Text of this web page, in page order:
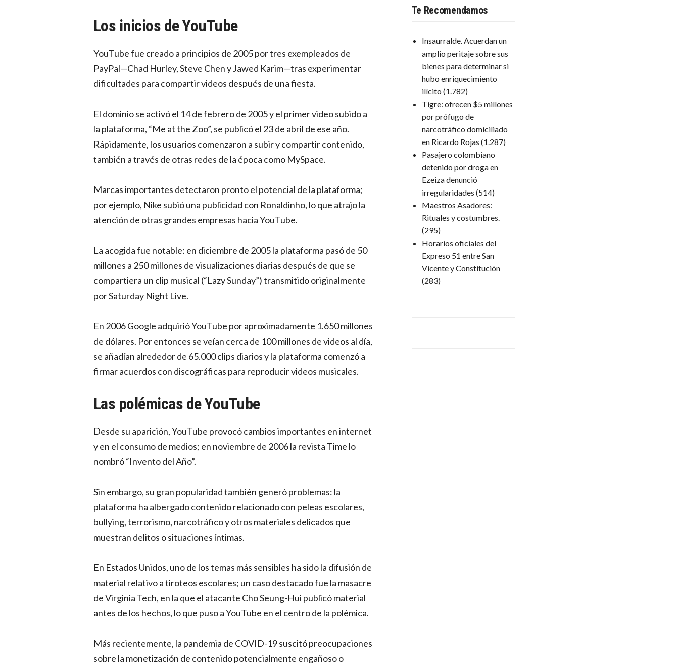
Los inicios de YouTube
YouTube fue creado a principios de 2005 por tres exempleados de
PayPal—Chad Hurley, Steve Chen y Jawed Karim—tras experimentar
dificultades para compartir videos después de una fiesta.
El dominio se activó el 14 de febrero de 2005 y el primer video subido a
la plataforma, “Me at the Zoo”, se publicó el 23 de abril de ese año.
Rápidamente, los usuarios comenzaron a subir y compartir contenido,
también a través de otras redes de la época como MySpace.
Marcas importantes detectaron pronto el potencial de la plataforma;
por ejemplo, Nike subió una publicidad con Ronaldinho, lo que atrajo la
atención de otras grandes empresas hacia YouTube.
La acogida fue notable: en diciembre de 2005 la plataforma pasó de 50
millones a 250 millones de visualizaciones diarias después de que se
compartiera un clip musical (“Lazy Sunday”) transmitido originalmente
por Saturday Night Live.
En 2006 Google adquirió YouTube por aproximadamente 1.650 millones
de dólares. Por entonces se veían cerca de 100 millones de videos al día,
se añadían alrededor de 65.000 clips diarios y la plataforma comenzó a
firmar acuerdos con discográficas para reproducir videos musicales.
Las polémicas de YouTube
Desde su aparición, YouTube provocó cambios importantes en internet
y en el consumo de medios; en noviembre de 2006 la revista Time lo
nombró “Invento del Año”.
Sin embargo, su gran popularidad también generó problemas: la
plataforma ha albergado contenido relacionado con peleas escolares,
bullying, terrorismo, narcotráfico y otros materiales delicados que
muestran delitos o situaciones íntimas.
En Estados Unidos, uno de los temas más sensibles ha sido la difusión de
material relativo a tiroteos escolares; un caso destacado fue la masacre
de Virginia Tech, en la que el atacante Cho Seung-Hui publicó material
antes de los hechos, lo que puso a YouTube en el centro de la polémica.
Más recientemente, la pandemia de COVID-19 suscitó preocupaciones
sobre la monetización de contenido potencialmente engañoso o
Te Recomendamos
Insaurralde. Acuerdan un
amplio peritaje sobre sus
bienes para determinar si
hubo enriquecimiento
ilícito (1.782)
Tigre: ofrecen $5 millones
por prófugo de
narcotráfico domiciliado
en Ricardo Rojas (1.287)
Pasajero colombiano
detenido por droga en
Ezeiza denunció
irregularidades (514)
Maestros Asadores:
Rituales y costumbres.
(295)
Horarios oficiales del
Expreso 51 entre San
Vicente y Constitución
(283)